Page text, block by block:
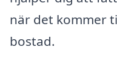
när det kommer
bostad.